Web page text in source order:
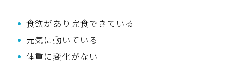
食欲があり完食できている
元気に動いている
体重に変化がない